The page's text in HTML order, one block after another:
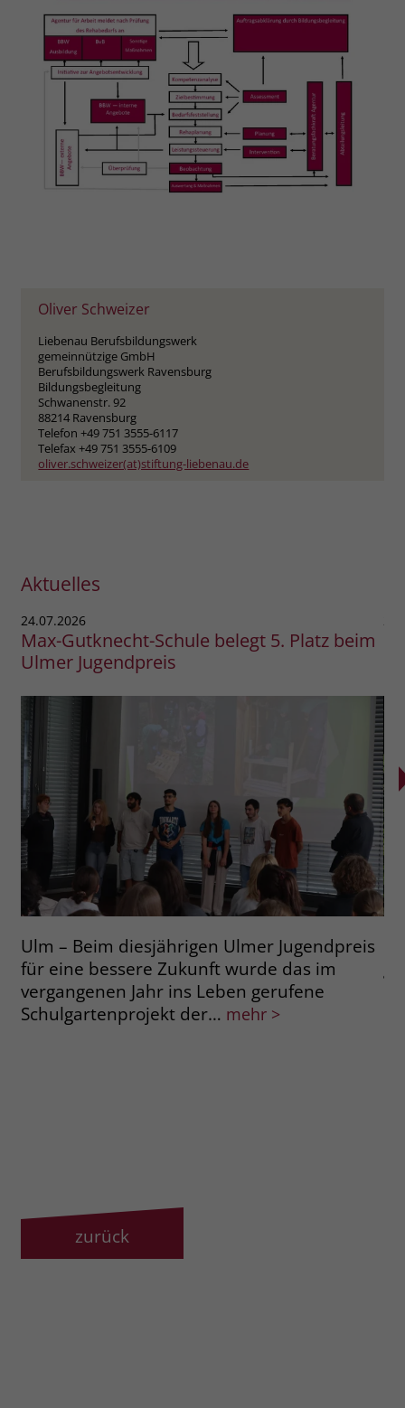
Oliver Schweizer
Liebenau Berufsbildungswerk
gemeinnützige GmbH
Berufsbildungswerk Ravensburg
Bildungsbegleitung
Schwanenstr. 92
88214 Ravensburg
Telefon +49 751 3555-6117
Telefax +49 751 3555-6109
oliver.schweizer(at)stiftung-liebenau.de
Aktuelles
24.07.2026
Max-Gutknecht-Schule belegt 5. Platz beim
Ulmer Jugendpreis
Ulm – Beim diesjährigen Ulmer Jugendpreis
für eine bessere Zukunft wurde das im
vergangenen Jahr ins Leben gerufene
Schulgartenprojekt der… mehr >
zurück